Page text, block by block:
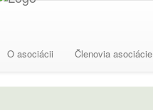
O asociácii Členovia asociácie